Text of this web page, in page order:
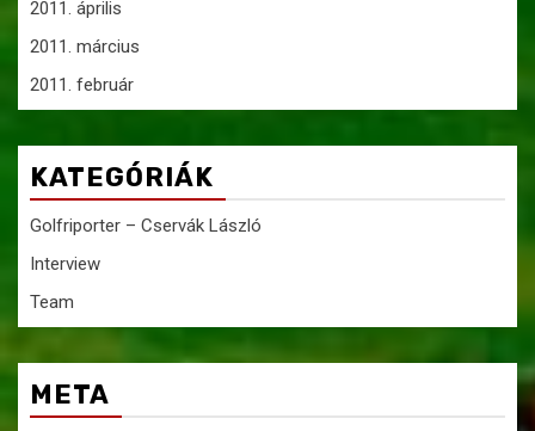
2011. április
2011. március
2011. február
KATEGÓRIÁK
Golfriporter – Cservák László
Interview
Team
META